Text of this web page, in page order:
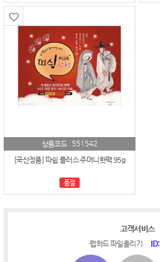
상품코드 : 551542
[국산정품] 따쉼 플러스 주머니핫팩 95g
품절
고객서비스
웹하드 파일올리기 ID: